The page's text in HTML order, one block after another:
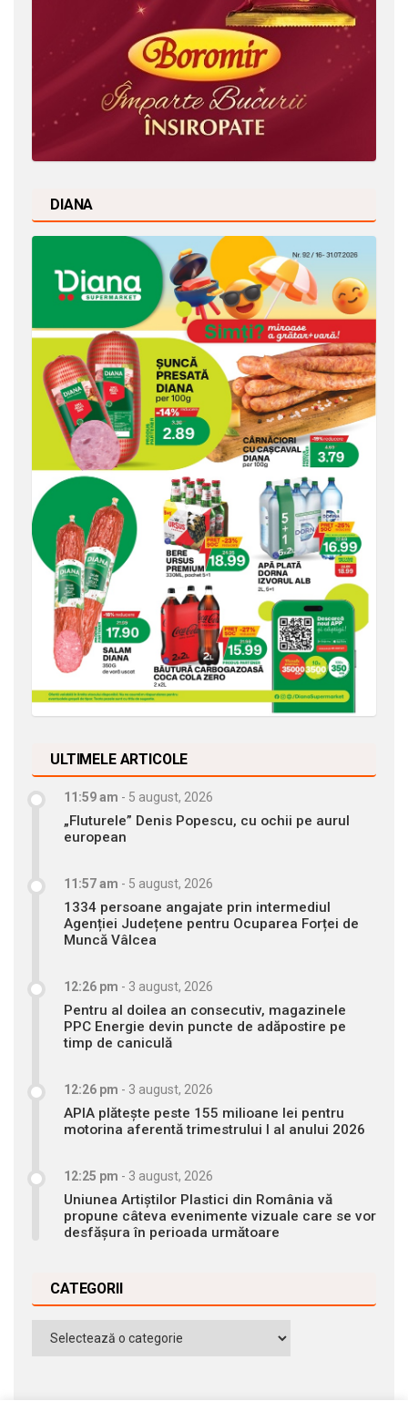
DIANA
ULTIMELE ARTICOLE
11:59 am - 5 august, 2026
„Fluturele” Denis Popescu, cu ochii pe aurul
european
11:57 am - 5 august, 2026
1334 persoane angajate prin intermediul
Agenției Județene pentru Ocuparea Forței de
Muncă Vâlcea
12:26 pm - 3 august, 2026
Pentru al doilea an consecutiv, magazinele
PPC Energie devin puncte de adăpostire pe
timp de caniculă
12:26 pm - 3 august, 2026
APIA plătește peste 155 milioane lei pentru
motorina aferentă trimestrului I al anului 2026
12:25 pm - 3 august, 2026
Uniunea Artiștilor Plastici din România vă
propune câteva evenimente vizuale care se vor
desfășura în perioada următoare
CATEGORII
Categorii